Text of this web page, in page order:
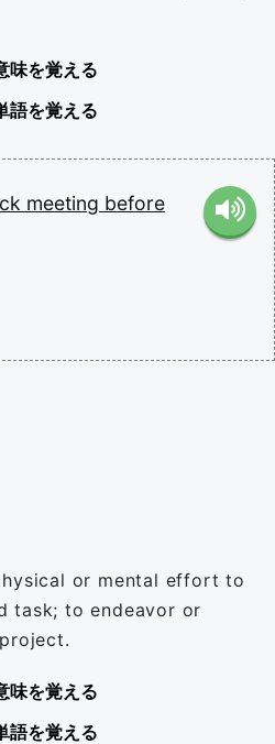
味を覚える
語を覚える
meeting before
or mental effort to
task; to endeavor or
味を覚える
語を覚える